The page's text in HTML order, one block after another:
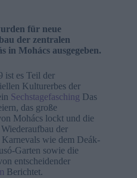
für neue
der zentralen
in Mohács ausgegeben.
ist es Teil der
Kulturerbes der
Sechstagefasching Das
das große
Mohács lockt und die
der
Karnevals wie dem Deák-
Garten sowie die
entscheidender
Berichtet.